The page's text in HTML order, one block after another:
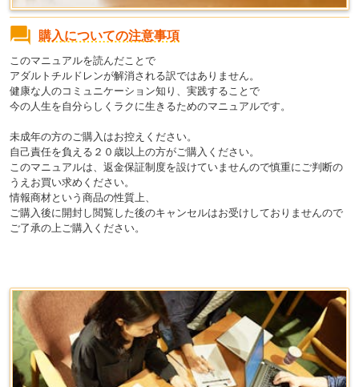
購入についての注意事項
このマニュアルを読んだことで
アダルトチルドレンが解消される訳ではありません。
健康な人のコミュニケーション知り、実践することで
今の人生を自分らしくラクに生きるためのマニュアルです。
未成年の方のご購入はお控えください。
自己責任を負える２０歳以上の方がご購入ください。
このマニュアルは、返金保証制度を設けていませんので慎重にご判断の
うえお買い求めください。
情報商材という商品の性質上、
ご購入後に開封し閲覧した後のキャンセルはお受けしておりませんので
ご了承の上ご購入ください。